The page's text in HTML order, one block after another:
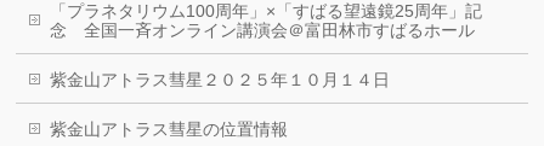
「プラネタリウム100周年」×「すばる望遠鏡25周年」記
念 全国一斉オンライン講演会＠富田林市すばるホール
紫金山アトラス彗星２０２５年１０月１４日
紫金山アトラス彗星の位置情報